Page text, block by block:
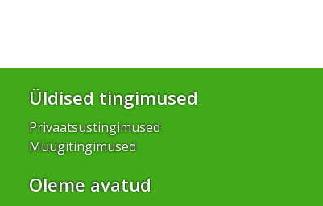
Üldised tingimused
Privaatsustingimused
Müügitingimused
Oleme avatud